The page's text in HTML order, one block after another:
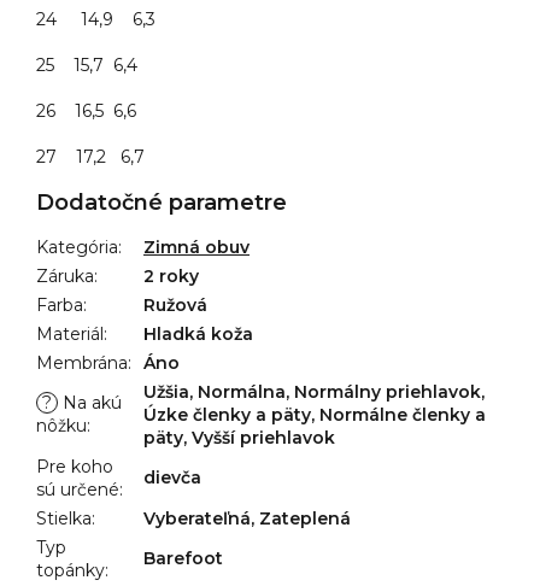
24 14,9 6,3
25 15,7 6,4
26 16,5 6,6
27 17,2 6,7
Dodatočné parametre
Kategória:
Zimná obuv
Záruka:
2 roky
Farba:
Ružová
Materiál:
Hladká koža
Membrána:
Áno
?
Na akú
nôžku:
Užšia, Normálna, Normálny priehlavok,
Úzke členky a päty, Normálne členky a
päty, Vyšší priehlavok
Pre koho
sú určené:
dievča
Stielka:
Vyberateľná, Zateplená
Typ
topánky:
Barefoot